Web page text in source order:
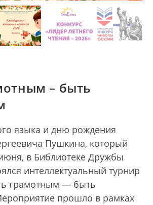
– быть
языка и дню рождения
Пушкина, который
в Библиотеке Дружбы
интеллектуальный турнир
грамотным — быть
прошло в рамках